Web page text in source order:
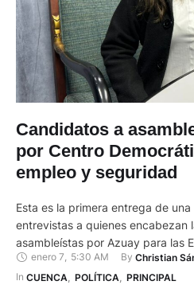
Candidatos a
por Centro
empleo y seguridad
Esta es la primera entrega de
entrevistas a quienes encabezan
asambleístas por Azuay para las
de este domingo 9 de febrero.
propuestas sobre seguridad,
enero 7, 5:30 AM By Christian
In CUENCA POLÍTICA PRINCIPAL